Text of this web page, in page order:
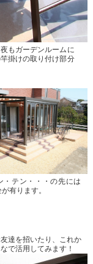
もガーデンルームに
掛けの取り付け部分
・テン・・・の先には
有ります。
達を招いたり、これか
で活用してみます！